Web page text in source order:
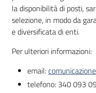
la disponibilità di posti,
selezione, in modo da
e diversificata di enti.
Per ulteriori informazioni:
email:
telefono: 340 093